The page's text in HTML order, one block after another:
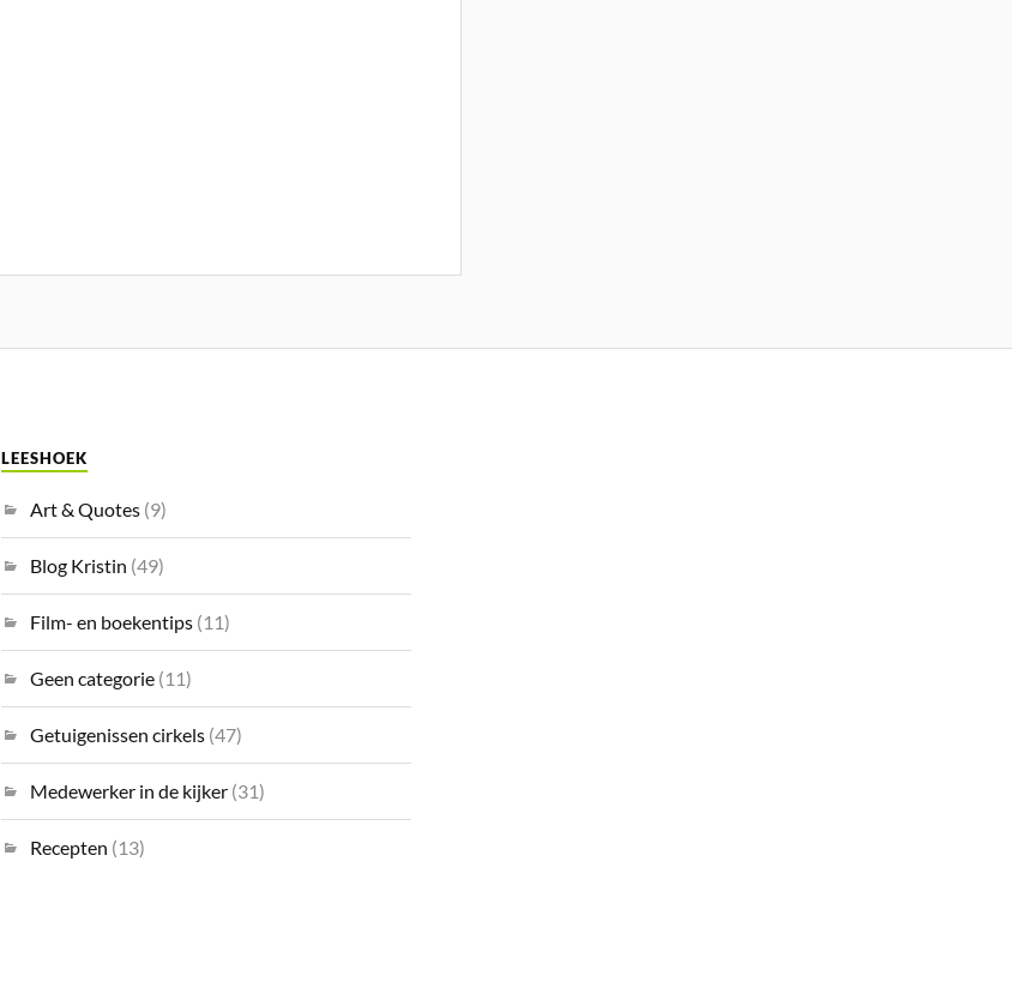
LEESHOEK
Art & Quotes (9)
Blog Kristin (49)
Film- en boekentips (11)
Geen categorie (11)
Getuigenissen cirkels (47)
Medewerker in de kijker (31)
Recepten (13)